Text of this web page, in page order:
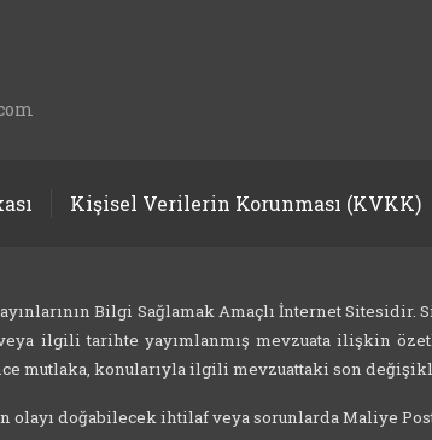
Kişisel Verilerin Korunması (KVKK)
Bilgi Sağlamak Amaçlı İnternet
ilgili tarihte yayımlanmış mevzuata ilişkin
mutlaka, konularıyla ilgili mevzuattaki son
olayı doğabilecek ihtilaf veya sorunlarda Maliye